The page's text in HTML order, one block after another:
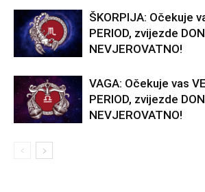
ŠKORPIJA: Očekuje
PERIOD, zvijezde
NEVJEROVATNO!
VAGA: Očekuje vas
PERIOD, zvijezde
NEVJEROVATNO!